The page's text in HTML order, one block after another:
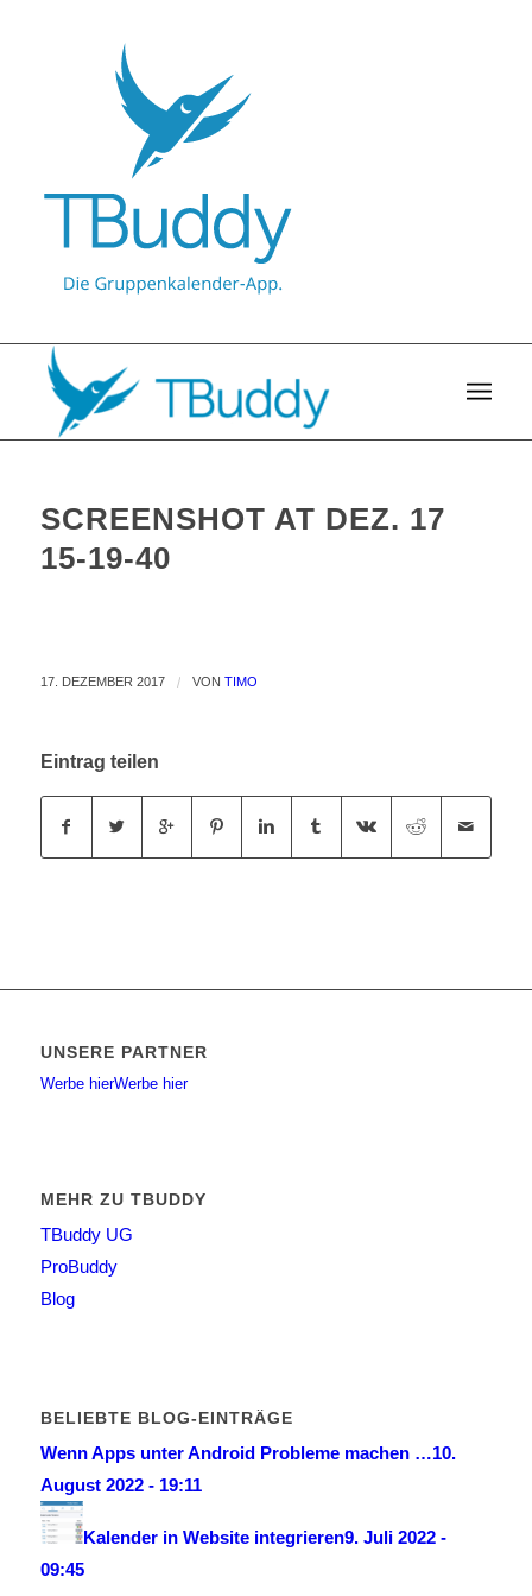
SCREENSHOT AT DEZ. 17
15-19-40
17. DEZEMBER 2017 / VON TIMO
Eintrag teilen
UNSERE PARTNER
Werbe hierWerbe hier
MEHR ZU TBUDDY
TBuddy UG
ProBuddy
Blog
BELIEBTE BLOG-EINTRÄGE
Wenn Apps unter Android Probleme machen …10.
August 2022 - 19:11
Kalender in Website integrieren9. Juli 2022 -
09:45